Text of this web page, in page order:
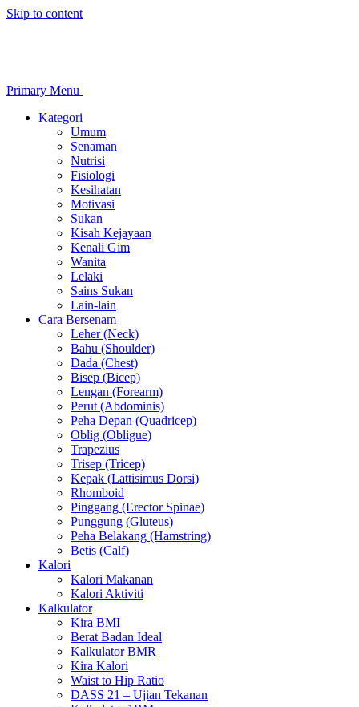
Skip to content
Primary Menu
Kategori
Umum
Senaman
Nutrisi
Fisiologi
Kesihatan
Motivasi
Sukan
Kisah Kejayaan
Kenali Gim
Wanita
Lelaki
Sains Sukan
Lain-lain
Cara Bersenam
Leher (Neck)
Bahu (Shoulder)
Dada (Chest)
Bisep (Bicep)
Lengan (Forearm)
Perut (Abdominis)
Peha Depan (Quadricep)
Oblig (Obligue)
Trapezius
Trisep (Tricep)
Kepak (Lattisimus Dorsi)
Rhomboid
Pinggang (Erector Spinae)
Punggung (Gluteus)
Peha Belakang (Hamstring)
Betis (Calf)
Kalori
Kalori Makanan
Kalori Aktiviti
Kalkulator
Kira BMI
Berat Badan Ideal
Kalkulator BMR
Kira Kalori
Waist to Hip Ratio
DASS 21 – Ujian Tekanan